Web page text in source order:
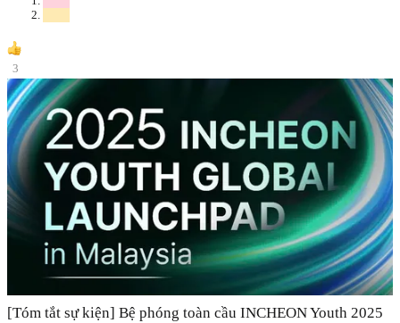
3
[Tóm tắt sự kiện] Bệ phóng toàn cầu INCHEON Youth 2025